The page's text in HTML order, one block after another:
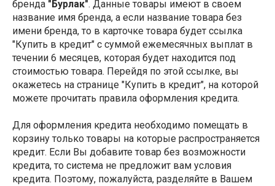
бренда "Бурлак". Данные товары имеют в своем
название имя бренда, а если название товара без
имени бренда, то в карточке товара будет ссылка
"Купить в кредит" с суммой ежемесячных выплат в
течении 6 месяцев, которая будет находится под
стоимостью товара. Перейдя по этой ссылке, вы
окажетесь на странице "Купить в кредит", на которой
можете прочитать правила оформления кредита.
Для оформления кредита необходимо помещать в
корзину только товары на которые распространяется
кредит. Если Вы добавите товар без возможности
кредита, то система не предложит вам условия
кредита. Поэтому, пожалуйста, разделяйте в Вашем